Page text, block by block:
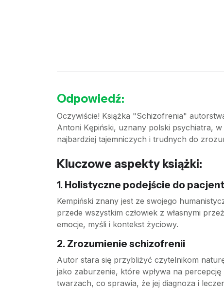
Odpowiedź:
Oczywiście! Książka "Schizofrenia"
Antoni Kępiński, uznany polski psychiatra,
najbardziej tajemniczych i trudnych do
Kluczowe aspekty książki:
1. Holistyczne podejście do
Kempiński znany jest ze swojego
przede wszystkim człowiek z własnymi
emocje, myśli i kontekst życiowy.
2. Zrozumienie schizofrenii
Autor stara się przybliżyć czytelnikom
jako zaburzenie, które wpływa na
twarzach, co sprawia, że jej diagnoza i